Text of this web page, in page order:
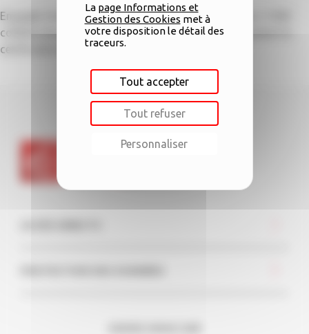
Engagée dans une démarche d’écoute auprès de ses 3 000
collaborateurs, la Caisse d’Epargne Rhône Alpes obtient la
certification Great Place to Work®.
La page Informations et
Gestion des Cookies met à
votre disposition le détail des
traceurs.
Tout accepter
Tout refuser
Personnaliser